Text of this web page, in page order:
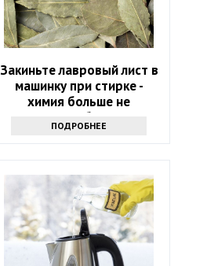
Закиньте лавровый лист в
машинку при стирке -
химия больше не
понадобится
ПОДРОБНЕЕ